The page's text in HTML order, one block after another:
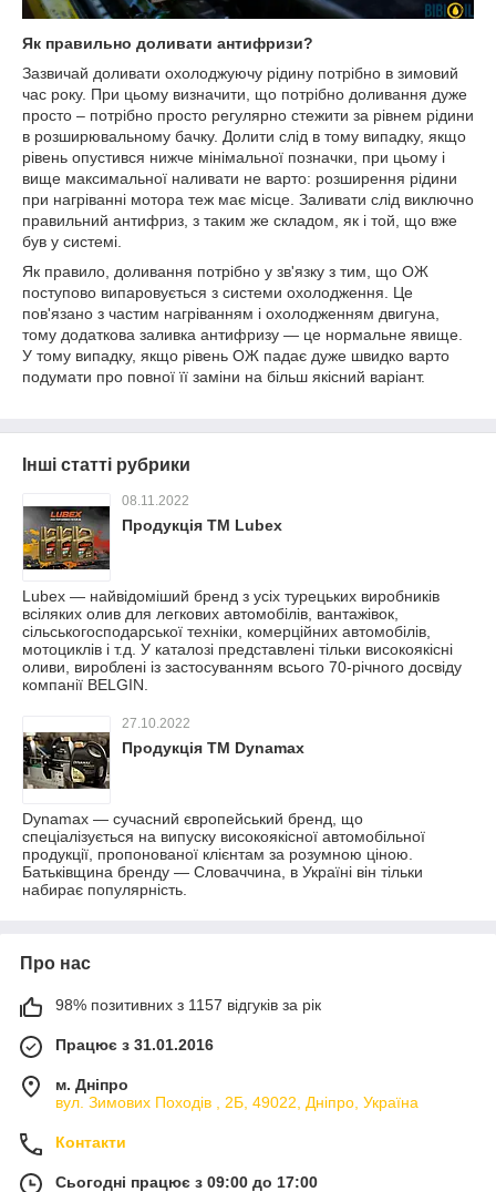
Як правильно доливати антифризи?
Зазвичай доливати охолоджуючу рідину потрібно в зимовий
час року. При цьому визначити, що потрібно доливання дуже
просто – потрібно просто регулярно стежити за рівнем рідини
в розширювальному бачку. Долити слід в тому випадку, якщо
рівень опустився нижче мінімальної позначки, при цьому і
вище максимальної наливати не варто: розширення рідини
при нагріванні мотора теж має місце. Заливати слід виключно
правильний антифриз, з таким же складом, як і той, що вже
був у системі.
Як правило, доливання потрібно у зв'язку з тим, що ОЖ
поступово випаровується з системи охолодження. Це
пов'язано з частим нагріванням і охолодженням двигуна,
тому додаткова заливка антифризу — це нормальне явище.
У тому випадку, якщо рівень ОЖ падає дуже швидко варто
подумати про повної її заміни на більш якісний варіант.
Інші статті рубрики
08.11.2022
Продукція ТМ Lubex
Lubex — найвідоміший бренд з усіх турецьких виробників
всіляких олив для легкових автомобілів, вантажівок,
сільськогосподарської техніки, комерційних автомобілів,
мотоциклів і т.д. У каталозі представлені тільки високоякісні
оливи, вироблені із застосуванням всього 70-річного досвіду
компанії BELGIN.
27.10.2022
Продукція ТМ Dynamax
Dynamax — сучасний європейський бренд, що
спеціалізується на випуску високоякісної автомобільної
продукції, пропонованої клієнтам за розумною ціною.
Батьківщина бренду — Словаччина, в Україні він тільки
набирає популярність.
Про нас
98% позитивних з 1157 відгуків за рік
Працює з 31.01.2016
м. Дніпро
вул. Зимових Походiв , 2Б, 49022, Дніпро, Україна
Контакти
Сьогодні працює з 09:00 до 17:00